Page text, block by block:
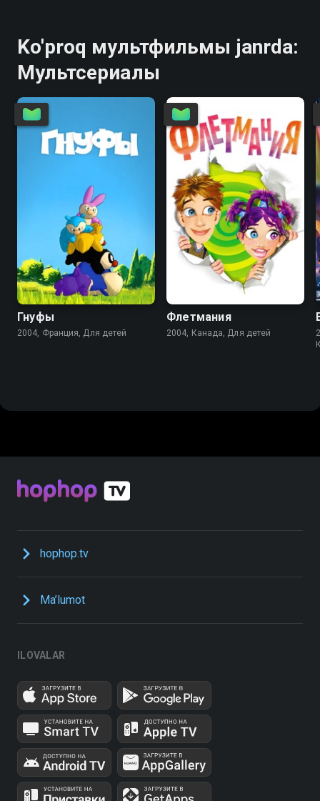
Ko'proq мультфильмы janrda:
Мультсериалы
8.3
Гнуфы
2004, Франция, Для детей
Флетмания
2004, Канада, Для детей
hophop.tv
Ma’lumot
ILOVALAR